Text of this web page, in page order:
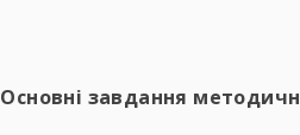
Основні завдання